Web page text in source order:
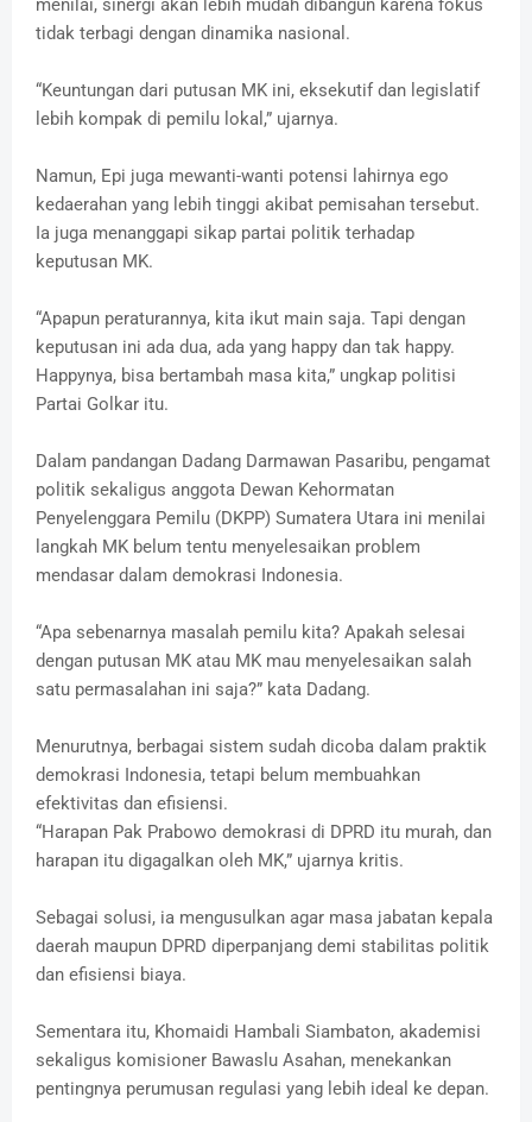
menilai, sinergi akan lebih mudah dibangun karena fokus
tidak terbagi dengan dinamika nasional.
“Keuntungan dari putusan MK ini, eksekutif dan legislatif
lebih kompak di pemilu lokal,” ujarnya.
Namun, Epi juga mewanti-wanti potensi lahirnya ego
kedaerahan yang lebih tinggi akibat pemisahan tersebut.
Ia juga menanggapi sikap partai politik terhadap
keputusan MK.
“Apapun peraturannya, kita ikut main saja. Tapi dengan
keputusan ini ada dua, ada yang happy dan tak happy.
Happynya, bisa bertambah masa kita,” ungkap politisi
Partai Golkar itu.
Dalam pandangan Dadang Darmawan Pasaribu, pengamat
politik sekaligus anggota Dewan Kehormatan
Penyelenggara Pemilu (DKPP) Sumatera Utara ini menilai
langkah MK belum tentu menyelesaikan problem
mendasar dalam demokrasi Indonesia.
“Apa sebenarnya masalah pemilu kita? Apakah selesai
dengan putusan MK atau MK mau menyelesaikan salah
satu permasalahan ini saja?” kata Dadang.
Menurutnya, berbagai sistem sudah dicoba dalam praktik
demokrasi Indonesia, tetapi belum membuahkan
efektivitas dan efisiensi.
“Harapan Pak Prabowo demokrasi di DPRD itu murah, dan
harapan itu digagalkan oleh MK,” ujarnya kritis.
Sebagai solusi, ia mengusulkan agar masa jabatan kepala
daerah maupun DPRD diperpanjang demi stabilitas politik
dan efisiensi biaya.
Sementara itu, Khomaidi Hambali Siambaton, akademisi
sekaligus komisioner Bawaslu Asahan, menekankan
pentingnya perumusan regulasi yang lebih ideal ke depan.